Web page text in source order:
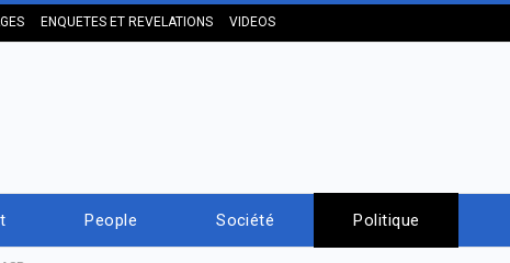
ENQUETES ET REVELATIONS VIDEOS
People Société Politique